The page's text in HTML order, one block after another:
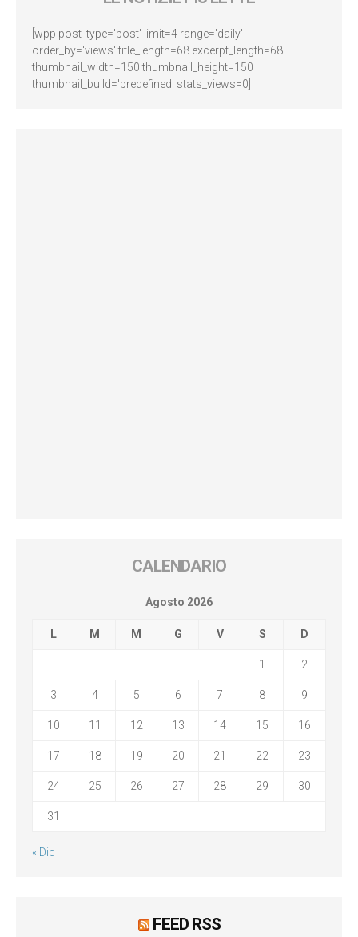
[wpp post_type='post' limit=4 range='daily'
order_by='views' title_length=68 excerpt_length=68
thumbnail_width=150 thumbnail_height=150
thumbnail_build='predefined' stats_views=0]
CALENDARIO
Agosto 2026
L M M G V S D
1 2
3 4 5 6 7 8 9
10 11 12 13 14 15 16
17 18 19 20 21 22 23
24 25 26 27 28 29 30
31
« Dic
FEED RSS